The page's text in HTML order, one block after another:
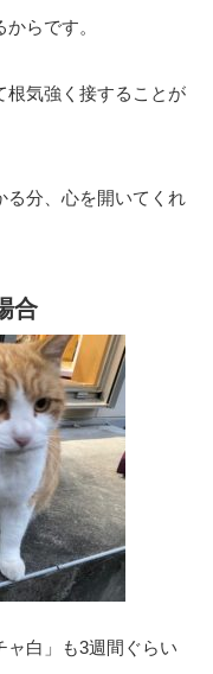
らです。
根気強く接することが
る分、心を開いてくれ
合
ャ白」も3週間ぐらい